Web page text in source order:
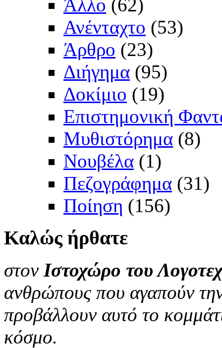
Άλλο (62)
Ανένταχτο (53)
Άρθρο (23)
Διήγημα (95)
Δοκίμιο (19)
Επιστημονική
Μυθιστόρημα (8)
Νουβέλα (1)
Πεζογράφημα (31)
Ποίηση (156)
Καλώς ήρθατε
στον Ιστοχώρο του
ανθρώπους που αγαπούν
προβάλλουν αυτό το
κόσμο.